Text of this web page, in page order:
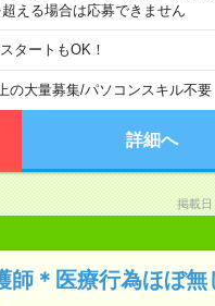
える場合は応募できません
タートもOK！
の大量募集/パソコンスキル不要
詳細へ
掲載日
師＊医療行為ほぼ無